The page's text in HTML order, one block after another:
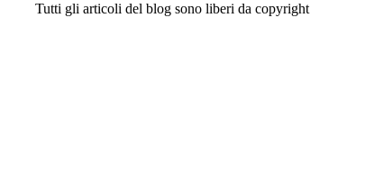
Tutti gli articoli del blog sono liberi da copyright